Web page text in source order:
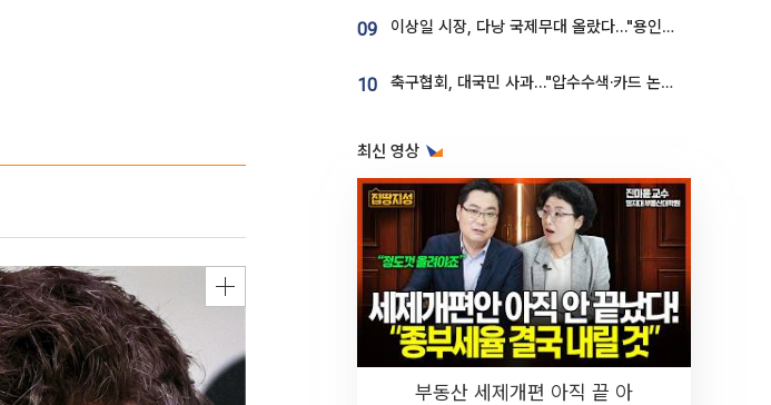
09 이상일 시장, 다낭 국제무대 올랐다…"용인, 세계 최대 반도체 도시 된다"
10 축구협회, 대국민 사과…"압수수색·카드 논란 사죄, 강도 높은 쇄신"
최신 영상
부동산 세제개편 아직 끝 아